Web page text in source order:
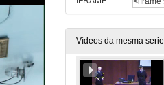
Vídeos da mesma serie